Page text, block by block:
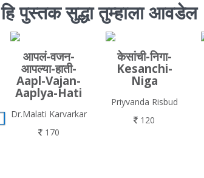
हि पुस्तक सुद्धा तुम्हाला आवडेल
आपलं-वजन-
आपल्या-हाती-
Aapl-Vajan-
Aaplya-Hati
Dr.Malati Karvarkar
170
केसांची-निगा-
Kesanchi-
Niga
Priyvanda Risbud
120